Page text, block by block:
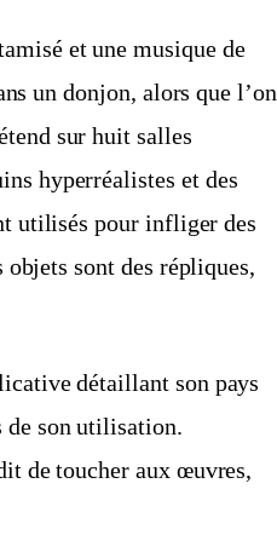
et une musique de
un donjon, alors que l’on
sur huit salles
hyperréalistes et des
utilisés pour infliger des
sont des répliques,
détaillant son pays
de son utilisation.
de toucher aux œuvres,